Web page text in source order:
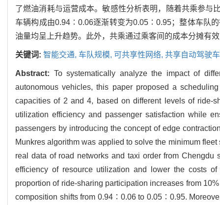
了燃油消耗与运营成本。敏感性分析表明，随着共乘参与
车辆构成由0.94∶0.06逐渐转变为0.05∶0.95；整体车队
油量均呈上升趋势。此外，共乘通过乘客间的成本分摊有
关键词: 智能交通, 车队规模, 可共享性网络, 共享自动驾驶
Abstract: To systematically analyze the impact of
autonomous vehicles, this paper proposed a
capacities of 2 and 4, based on different levels of ride-
utilization efficiency and passenger satisfaction while
passengers by introducing the concept of edge
Munkres algorithm was applied to solve the minimum
real data of road networks and taxi order from
efficiency of resource utilization and lower the costs
proportion of ride-sharing participation increases from
composition shifts from 0.94∶0.06 to 0.05∶0.95.